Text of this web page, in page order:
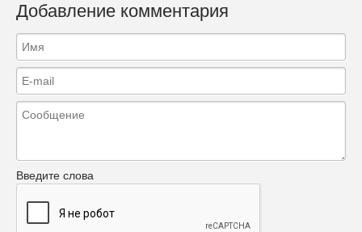
Добавление комментария
Введите слова